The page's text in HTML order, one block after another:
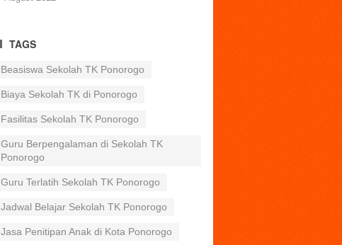
TAGS
Beasiswa Sekolah TK Ponorogo
Biaya Sekolah TK di Ponorogo
Fasilitas Sekolah TK Ponorogo
Guru Berpengalaman di Sekolah TK
Ponorogo
Guru Terlatih Sekolah TK Ponorogo
Jadwal Belajar Sekolah TK Ponorogo
Jasa Penitipan Anak di Kota Ponorogo